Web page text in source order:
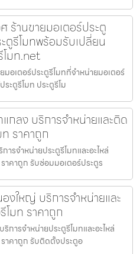
ร้านขายมอเตอร์ประตู
ตูรีโมทพร้อมรับเปลี่ยน
โมท.net
มอเตอร์ประตูรีโมทที่จำหน่ายมอเตอร์
ะตูรีโมท ประตูรีโม
กลง บริการจำหน่ายและติด
ราคาถูก
รจำหน่ายประตูรีโมทและอะไหล่
คาถูก รับซ่อมมอเตอร์ประตูร
ใหญ่ บริการจำหน่ายและ
โมท ราคาถูก
ารจำหน่ายประตูรีโมทและอะไหล่
าคาถูก รับติดตั้งประตูอ